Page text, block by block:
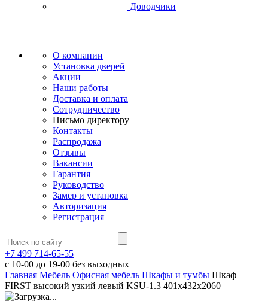
Доводчики
О компании
Установка дверей
Акции
Наши работы
Доставка и оплата
Сотрудничество
Письмо директору
Контакты
Распродажа
Отзывы
Вакансии
Гарантия
Руководство
Замер и установка
Авторизация
Регистрация
+7 499 714-65-55
с 10-00 до 19-00 без выходных
Главная Мебель Офисная мебель Шкафы и тумбы Шкаф
FIRST высокий узкий левый KSU-1.3 401х432х2060